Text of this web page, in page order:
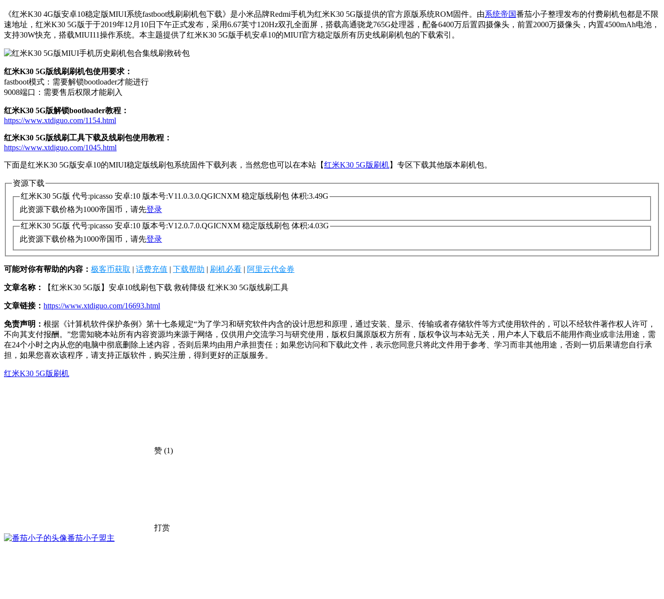
《红米K30 4G版安卓10稳定版MIUI系统fastboot线刷刷机包下载》是小米品牌Redmi手机为红米K30 5G版提供的官方原版系统ROM固件。由系统帝国番茄小子整理发布的付费刷机包都是不限
速地址，红米K30 5G版于于2019年12月10日下午正式发布，采用6.67英寸120Hz双孔全面屏，搭载高通骁龙765G处理器，配备6400万后置四摄像头，前置2000万摄像头，内置4500mAh电池，
支持30W快充，搭载MIUI11操作系统。本主题提供了红米K30 5G版手机安卓10的MIUI官方稳定版所有历史线刷刷机包的下载索引。
红米K30 5G版线刷刷机包使用要求：
fastboot模式：需要解锁bootloader才能进行
9008端口：需要售后权限才能刷入
红米K30 5G版解锁bootloader教程：
https://www.xtdiguo.com/1154.html
红米K30 5G版线刷工具下载及线刷包使用教程：
https://www.xtdiguo.com/1045.html
下面是红米K30 5G版安卓10的MIUI稳定版线刷包系统固件下载列表，当然您也可以在本站【红米K30 5G版刷机】专区下载其他版本刷机包。
资源下载
红米K30 5G版 代号:picasso 安卓:10 版本号:V11.0.3.0.QGICNXM 稳定版线刷包 体积:3.49G
此资源下载价格为1000帝国币，请先登录
红米K30 5G版 代号:picasso 安卓:10 版本号:V12.0.7.0.QGICNXM 稳定版线刷包 体积:4.03G
此资源下载价格为1000帝国币，请先登录
可能对你有帮助的内容： 极客币获取 | 话费充值 | 下载帮助 | 刷机必看 | 阿里云代金券
文章名称： 【红米K30 5G版】安卓10线刷包下载 救砖降级 红米K30 5G版线刷工具
文章链接： https://www.xtdiguo.com/16693.html
免责声明： 根据《计算机软件保护条例》第十七条规定“为了学习和研究软件内含的设计思想和原理，通过安装、显示、传输或者存储软件等方式使用软件的，可以不经软件著作权人许可，
不向其支付报酬。”您需知晓本站所有内容资源均来源于网络，仅供用户交流学习与研究使用，版权归属原版权方所有，版权争议与本站无关，用户本人下载后不能用作商业或非法用途，需
在24个小时之内从您的电脑中彻底删除上述内容，否则后果均由用户承担责任；如果您访问和下载此文件，表示您同意只将此文件用于参考、学习而非其他用途，否则一切后果请您自行承
担，如果您喜欢该程序，请支持正版软件，购买注册，得到更好的正版服务。
红米K30 5G版刷机
赞 (1)
打赏
番茄小子盟主